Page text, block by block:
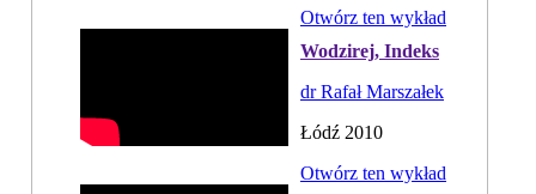
Otwórz ten wykład
Wodzirej, Indeks
dr Rafał Marszałek
Łódź 2010
Otwórz ten wykład